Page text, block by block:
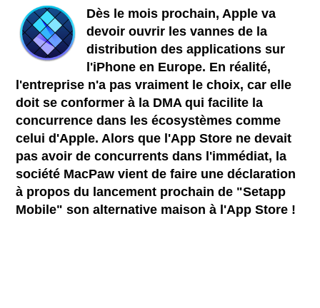
Dès le mois prochain, Apple va
devoir ouvrir les vannes de la
distribution des applications sur
l'iPhone en Europe. En réalité,
l'entreprise n'a pas vraiment le choix, car elle
doit se conformer à la DMA qui facilite la
concurrence dans les écosystèmes comme
celui d'Apple. Alors que l'App Store ne devait
pas avoir de concurrents dans l'immédiat, la
société MacPaw vient de faire une déclaration
à propos du lancement prochain de "Setapp
Mobile" son alternative maison à l'App Store !